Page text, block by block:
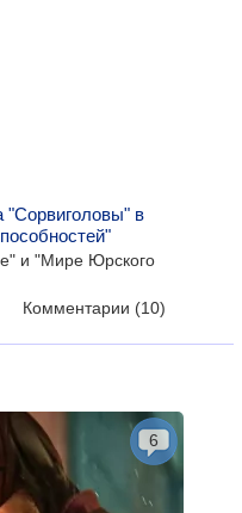
в
и "Мире Юрского
Комментарии (10)
6